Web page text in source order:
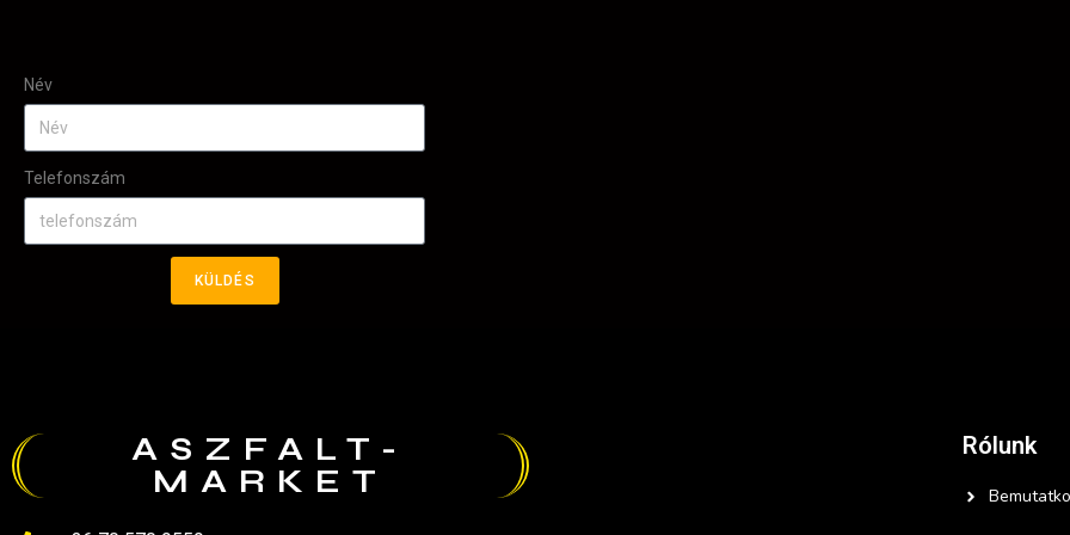
Név
Telefonszám
KÜLDÉS
ASZFALT-
MARKET
Rólunk